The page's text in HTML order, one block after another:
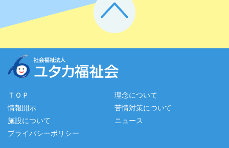
ＴＯＰ
理念について
情報開示
苦情対策について
施設について
ニュース
プライバシーポリシー